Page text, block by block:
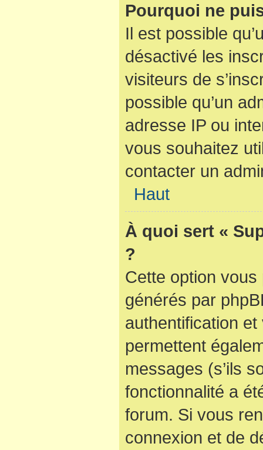
Pourquoi ne
Il est possible
désactivé les
visiteurs de
possible qu’un
adresse IP ou
vous souhaitez
contacter un
Haut
À quoi sert «
?
Cette option vous
générés par
authentification
permettent
messages (s’ils
fonctionnalité a
forum. Si vous
connexion et de